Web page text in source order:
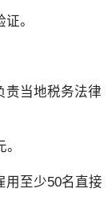
。
责当地税务法律
用至少50名直接